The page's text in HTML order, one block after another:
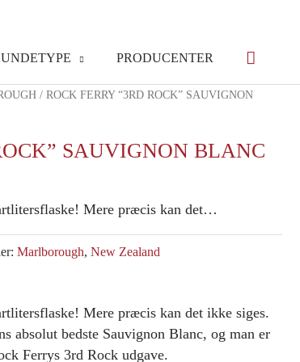
PRODUCENTER
/ ROCK FERRY “3RD ROCK” SAUVIGNON
SAUVIGNON BLANC
Mere præcis kan det…
Marlborough, New Zealand
Mere præcis kan det ikke siges.
absolut bedste Sauvignon Blanc, og man er
Ferrys 3rd Rock udgave.